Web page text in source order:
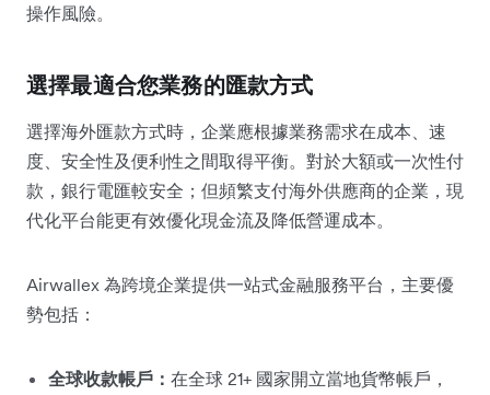
操作風險。
選擇最適合您業務的匯款方式
選擇海外匯款方式時，企業應根據業務需求在成本、速
度、安全性及便利性之間取得平衡。對於大額或一次性付
款，銀行電匯較安全；但頻繁支付海外供應商的企業，現
代化平台能更有效優化現金流及降低營運成本。
Airwallex 為跨境企業提供一站式金融服務平台，主要優
勢包括：
全球收款帳戶： 在全球 21+ 國家開立當地貨幣帳戶，